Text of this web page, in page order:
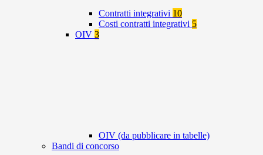
Contratti integrativi 10
Costi contratti integrativi 5
OIV 3
OIV (da pubblicare in tabelle)
Bandi di concorso